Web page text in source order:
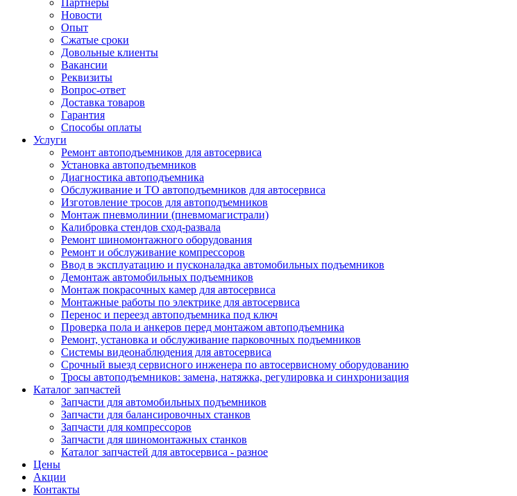
Партнеры
Новости
Опыт
Сжатые сроки
Довольные клиенты
Вакансии
Реквизиты
Вопрос-ответ
Доставка товаров
Гарантия
Способы оплаты
Услуги
Ремонт автоподъемников для автосервиса
Установка автоподъемников
Диагностика автоподъемника
Обслуживание и ТО автоподъемников для автосервиса
Изготовление тросов для автоподъемников
Монтаж пневмолинии (пневмомагистрали)
Калибровка стендов сход-развала
Ремонт шиномонтажного оборудования
Ремонт и обслуживание компрессоров
Ввод в эксплуатацию и пусконаладка автомобильных подъемников
Демонтаж автомобильных подъемников
Монтаж покрасочных камер для автосервиса
Монтажные работы по электрике для автосервиса
Перенос и переезд автоподъемника под ключ
Проверка пола и анкеров перед монтажом автоподъемника
Ремонт, установка и обслуживание парковочных подъемников
Системы видеонаблюдения для автосервиса
Срочный выезд сервисного инженера по автосервисному оборудованию
Тросы автоподъемников: замена, натяжка, регулировка и синхронизация
Каталог запчастей
Запчасти для автомобильных подъемников
Запчасти для балансировочных станков
Запчасти для компрессоров
Запчасти для шиномонтажных станков
Каталог запчастей для автосервиса - разное
Цены
Акции
Контакты